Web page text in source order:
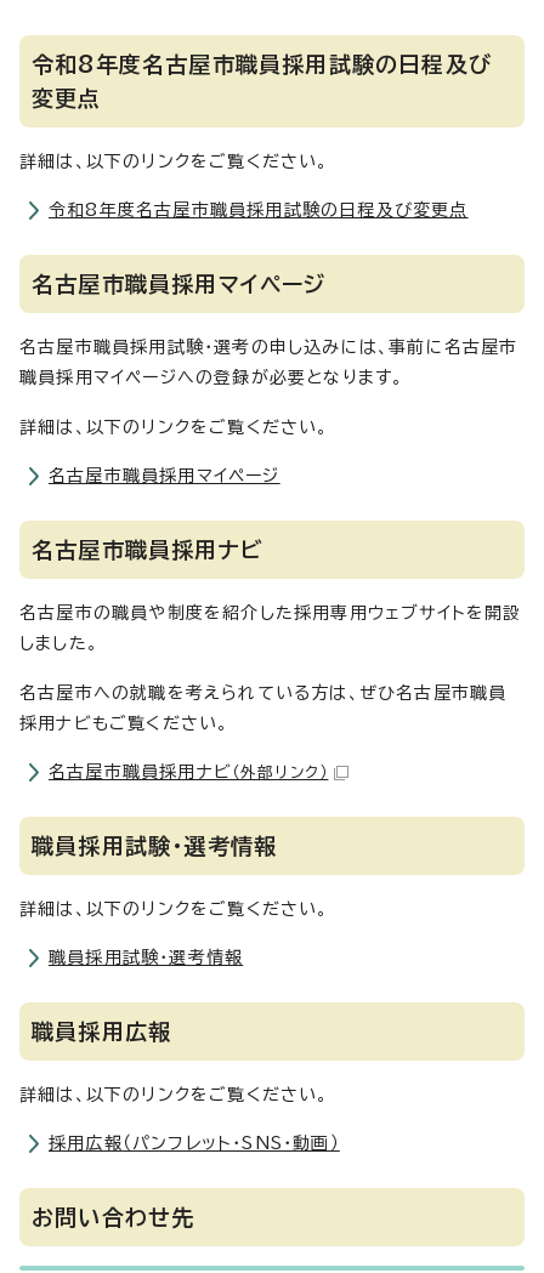
令和8年度名古屋市職員採用試験の日程及び
変更点
詳細は、以下のリンクをご覧ください。
令和8年度名古屋市職員採用試験の日程及び変更点
名古屋市職員採用マイページ
名古屋市職員採用試験・選考の申し込みには、事前に名古屋市
職員採用マイページへの登録が必要となります。
詳細は、以下のリンクをご覧ください。
名古屋市職員採用マイページ
名古屋市職員採用ナビ
名古屋市の職員や制度を紹介した採用専用ウェブサイトを開設
しました。
名古屋市への就職を考えられている方は、ぜひ名古屋市職員
採用ナビもご覧ください。
名古屋市職員採用ナビ （外部リンク）
職員採用試験・選考情報
詳細は、以下のリンクをご覧ください。
職員採用試験・選考情報
職員採用広報
詳細は、以下のリンクをご覧ください。
採用広報（パンフレット・SNS・動画）
お問い合わせ先